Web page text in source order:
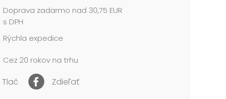
Doprava zadarmo nad 30,75 EUR
s DPH
Rýchla expedice
Cez 20 rokov na trhu
Tlač Zdieľať